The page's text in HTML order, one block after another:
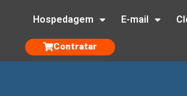
Hospedagem E-mail
Contratar